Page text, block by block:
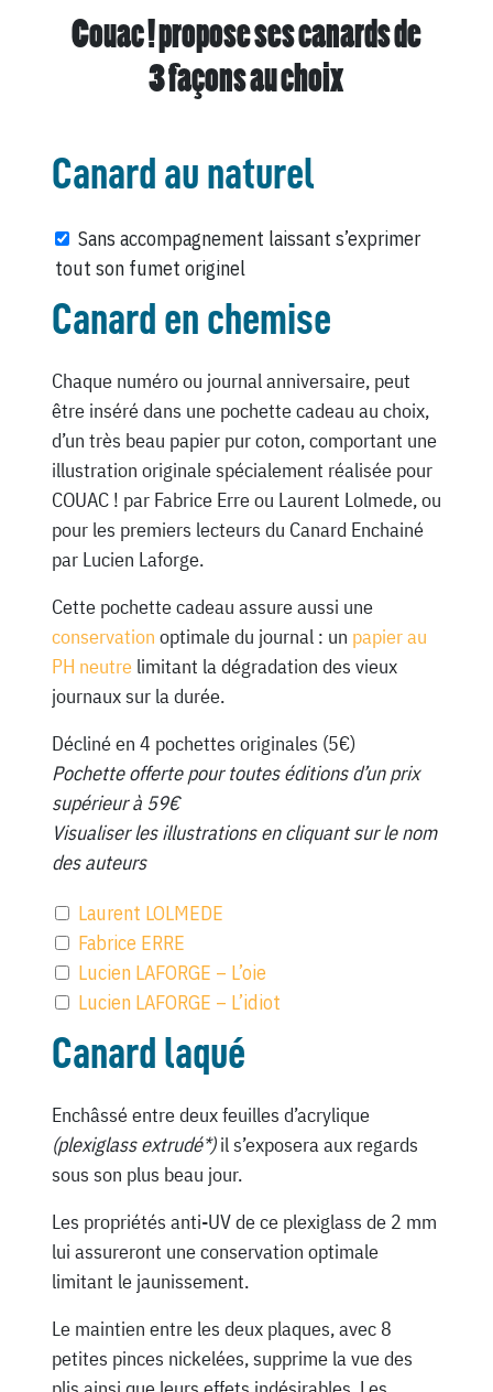
Couac ! propose ses canards de
3 façons au choix
Canard au naturel
Sans accompagnement laissant s’exprimer
tout son fumet originel
Canard en chemise
Chaque numéro ou journal anniversaire, peut
être inséré dans une pochette cadeau au choix,
d’un très beau papier pur coton, comportant une
illustration originale spécialement réalisée pour
COUAC ! par Fabrice Erre ou Laurent Lolmede, ou
pour les premiers lecteurs du Canard Enchainé
par Lucien Laforge.
Cette pochette cadeau assure aussi une
conservation optimale du journal : un papier au
PH neutrelimitant la dégradation des vieux
journaux sur la durée.
Décliné en 4 pochettes originales (5€)
Pochette offerte pour toutes éditions d’un prix
supérieur à 59€
Visualiser les illustrations en cliquant sur le nom
des auteurs
Laurent LOLMEDE
Fabrice ERRE
Lucien LAFORGE – L’oie
Lucien LAFORGE – L’idiot
Canard laqué
Enchâssé entre deux feuilles d’acrylique
(plexiglass extrudé*)il s’exposera aux regards
sous son plus beau jour.
Les propriétés anti-UV de ce plexiglass de 2 mm
lui assureront une conservation optimale
limitant le jaunissement.
Le maintien entre les deux plaques, avec 8
petites pinces nickelées, supprime la vue des